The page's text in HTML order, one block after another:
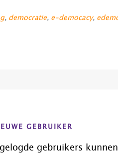
, democratie, e-democacy,
GEBRUIKER
gebruikers